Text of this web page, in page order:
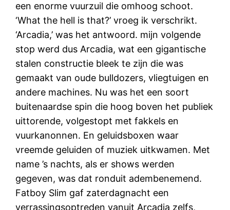
een enorme vuurzuil die omhoog schoot.
‘What the hell is that?’ vroeg ik verschrikt.
‘Arcadia,’ was het antwoord. mijn volgende
stop werd dus Arcadia, wat een gigantische
stalen constructie bleek te zijn die was
gemaakt van oude bulldozers, vliegtuigen en
andere machines. Nu was het een soort
buitenaardse spin die hoog boven het publiek
uittorende, volgestopt met fakkels en
vuurkanonnen. En geluidsboxen waar
vreemde geluiden of muziek uitkwamen. Met
name ’s nachts, als er shows werden
gegeven, was dat ronduit adembenemend.
Fatboy Slim gaf zaterdagnacht een
verrassingsoptreden vanuit Arcadia zelfs,